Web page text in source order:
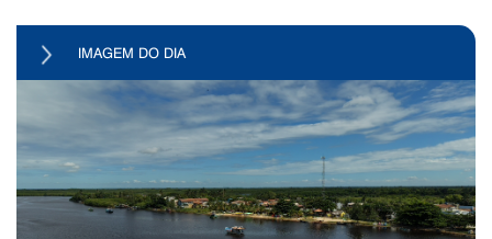
IMAGEM DO DIA